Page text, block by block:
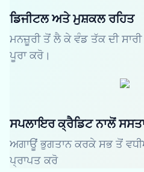
ਡਿਜੀਟਲ ਅਤੇ ਮੁਸ਼ਕਲ ਰਹਿਤ
ਮਨਜ਼ੂਰੀ ਤੋਂ ਲੈ ਕੇ ਵੰਡ ਤੱਕ ਦੀ
ਪੂਰਾ ਕਰੋ।
ਸਪਲਾਇਰ ਕ੍ਰੈਡਿਟ ਨਾਲੋਂ
ਅਗਾਊਂ ਭੁਗਤਾਨ ਕਰਕੇ ਸਭ ਤੋਂ
ਪ੍ਰਾਪਤ ਕਰੋ